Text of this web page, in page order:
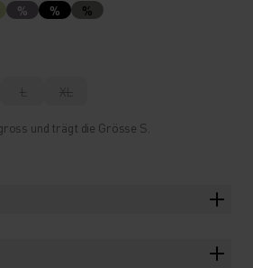
% % %
L XL
und trägt die Grösse S.